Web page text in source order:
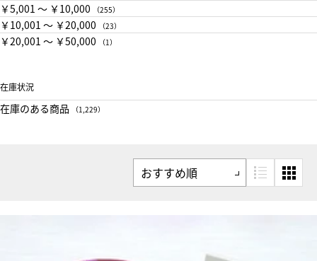
￥5,001 〜 ￥10,000 （255）
￥10,001 〜 ￥20,000 （23）
￥20,001 〜 ￥50,000 （1）
在庫状況
在庫のある商品 （1,229）